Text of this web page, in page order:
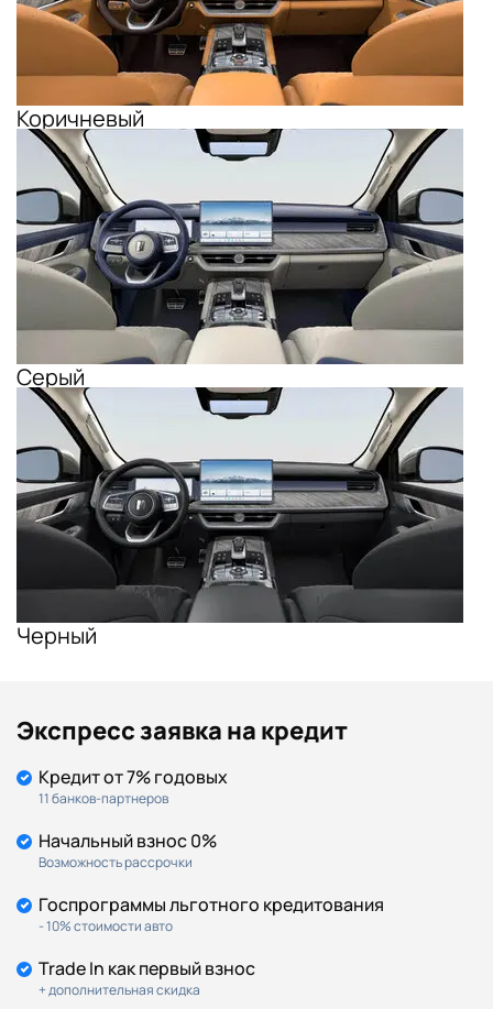
Коричневый
Серый
Черный
Экспресс заявка на кредит
Кредит от 7% годовых
11 банков-партнеров
Начальный взнос 0%
Возможность рассрочки
Госпрограммы льготного кредитования
- 10% стоимости авто
Trade In как первый взнос
+ дополнительная скидка